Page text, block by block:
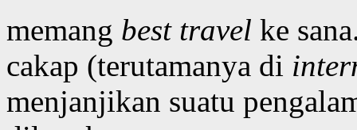
memang best travel ke
cakap (terutamanya di
menjanjikan suatu